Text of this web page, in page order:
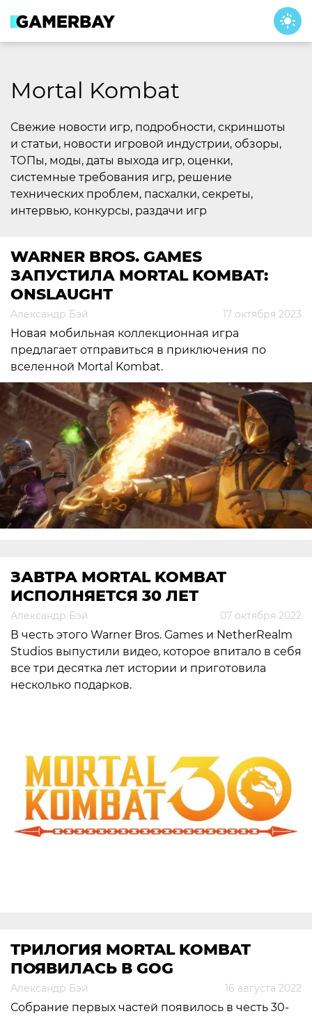
content
Mortal Kombat
Свежие новости игр, подробности, скриншоты
и статьи, новости игровой индустрии, обзоры,
ТОПы, моды, даты выхода игр, оценки,
системные требования игр, решение
технических проблем, пасхалки, секреты,
интервью, конкурсы, раздачи игр
WARNER BROS. GAMES
ЗАПУСТИЛА MORTAL KOMBAT:
ONSLAUGHT
Александр Бэй 17 октября 2023
Новая мобильная коллекционная игра
предлагает отправиться в приключения по
вселенной Mortal Kombat.
ЗАВТРА MORTAL KOMBAT
ИСПОЛНЯЕТСЯ 30 ЛЕТ
Александр Бэй 07 октября 2022
В честь этого Warner Bros. Games и NetherRealm
Studios выпустили видео, которое впитало в себя
все три десятка лет истории и приготовила
несколько подарков.
ТРИЛОГИЯ MORTAL KOMBAT
ПОЯВИЛАСЬ В GOG
Александр Бэй 16 августа 2022
Собрание первых частей появилось в честь 30-